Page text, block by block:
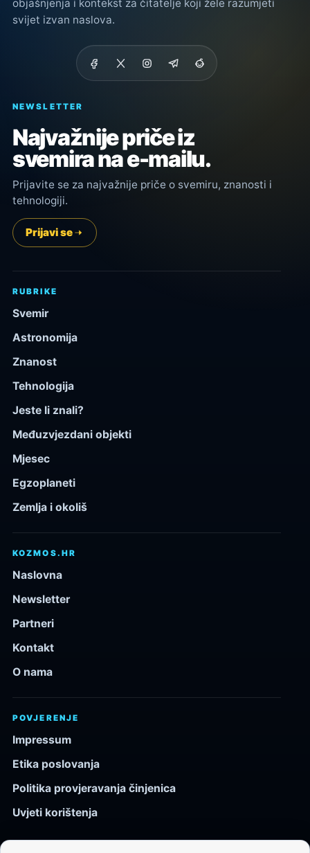
objašnjenja i kontekst za čitatelje koji žele razumjeti
svijet izvan naslova.
NEWSLETTER
Najvažnije priče iz
svemira na e-mailu.
Prijavite se za najvažnije priče o svemiru, znanosti i
tehnologiji.
Prijavi se
RUBRIKE
Svemir
Astronomija
Znanost
Tehnologija
Jeste li znali?
Međuzvjezdani objekti
Mjesec
Egzoplaneti
Zemlja i okoliš
KOZMOS.HR
Naslovna
Newsletter
Partneri
Kontakt
O nama
POVJERENJE
Impressum
Etika poslovanja
Politika provjeravanja činjenica
Uvjeti korištenja